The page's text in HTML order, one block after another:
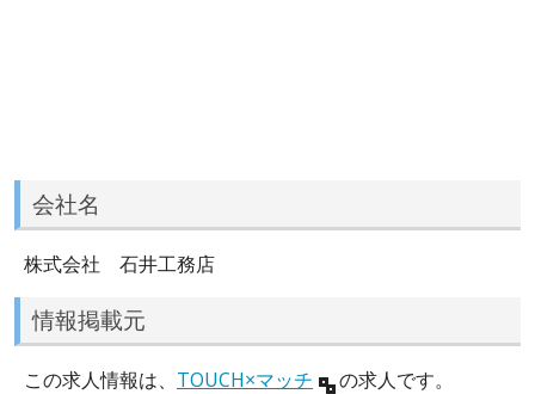
会社名
株式会社 石井工務店
情報掲載元
この求人情報は、 TOUCH×マッチ の求人です。